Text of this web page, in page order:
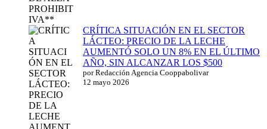
CRÍTICA SITUACIÓN EN EL SECTOR
LÁCTEO: PRECIO DE LA LECHE
AUMENTÓ SOLO UN 8% EN EL ÚLTIMO
AÑO, SIN ALCANZAR LOS $500
por Redacción Agencia Cooppabolivar
12 mayo 2026